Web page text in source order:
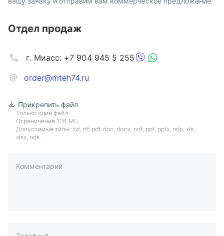
Отдел продаж
order@mteh74.ru
г. Миасс: +7 904 945 5 255
Прикрепить файл
Только один файл.
Ограничение 128 МБ.
Допустимые типы: txt, rtf, pdf, doc, docx, odt, ppt, pptx, odp, xls,
xlsx, ods.
Комментарий
пример: 89511234567 или +79511324567